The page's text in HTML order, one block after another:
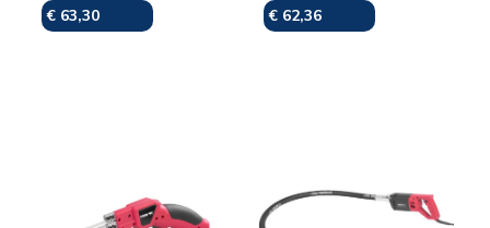
€ 63,30 € 62,36